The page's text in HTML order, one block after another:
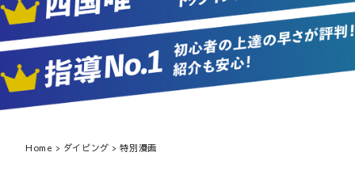
Home > ダイビング > 特別漫画